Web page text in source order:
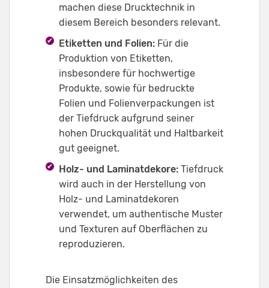
machen diese Drucktechnik in
diesem Bereich besonders relevant.
Etiketten und Folien: Für die
Produktion von Etiketten,
insbesondere für hochwertige
Produkte, sowie für bedruckte
Folien und Folienverpackungen ist
der Tiefdruck aufgrund seiner
hohen Druckqualität und Haltbarkeit
gut geeignet.
Holz- und Laminatdekore: Tiefdruck
wird auch in der Herstellung von
Holz- und Laminatdekoren
verwendet, um authentische Muster
und Texturen auf Oberflächen zu
reproduzieren.
Die Einsatzmöglichkeiten des